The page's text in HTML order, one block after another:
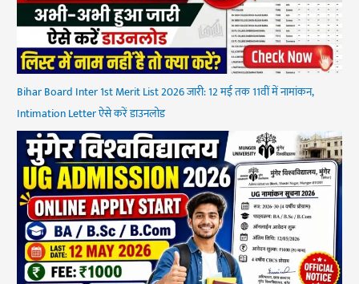
Bihar Board Inter 1st Merit List 2026 जारी: 12 मई तक 11वीं में नामांकन,
Intimation Letter ऐसे करें डाउनलोड